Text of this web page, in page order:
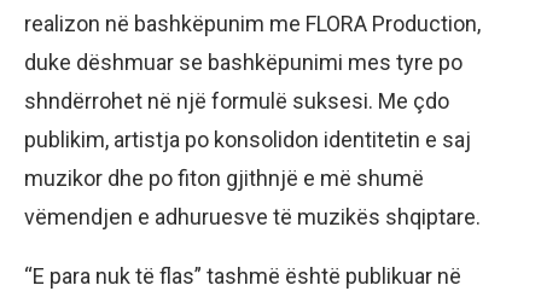
realizon në bashkëpunim me FLORA Production,
duke dëshmuar se bashkëpunimi mes tyre po
shndërrohet në një formulë suksesi. Me çdo
publikim, artistja po konsolidon identitetin e saj
muzikor dhe po fiton gjithnjë e më shumë
vëmendjen e adhuruesve të muzikës shqiptare.
“E para nuk të flas” tashmë është publikuar në